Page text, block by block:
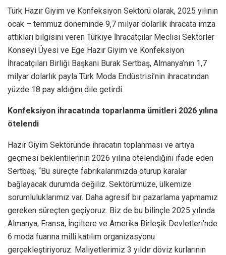
Türk Hazır Giyim ve Konfeksiyon Sektörü olarak, 2025 yılının
ocak – temmuz döneminde 9,7 milyar dolarlık ihracata imza
attıkları bilgisini veren Türkiye İhracatçılar Meclisi Sektörler
Konseyi Üyesi ve Ege Hazır Giyim ve Konfeksiyon
İhracatçıları Birliği Başkanı Burak Sertbaş, Almanya’nın 1,7
milyar dolarlık payla Türk Moda Endüstrisi’nin ihracatından
yüzde 18 pay aldığını dile getirdi.
Konfeksiyon ihracatında toparlanma ümitleri 2026 yılına
ötelendi
Hazır Giyim Sektöründe ihracatın toplanması ve artıya
geçmesi beklentilerinin 2026 yılına ötelendiğini ifade eden
Sertbaş, “Bu süreçte fabrikalarımızda oturup karalar
bağlayacak durumda değiliz. Sektörümüze, ülkemize
sorumluluklarımız var. Daha agresif bir pazarlama yapmamız
gereken süreçten geçiyoruz. Biz de bu bilinçle 2025 yılında
Almanya, Fransa, İngiltere ve Amerika Birleşik Devletleri’nde
6 moda fuarına milli katılım organizasyonu
gerçekleştiriyoruz. Maliyetlerimiz 3 yıldır döviz kurlarının